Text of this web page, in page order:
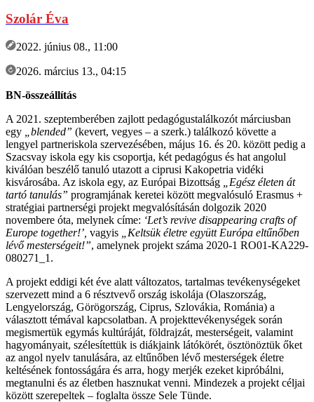
Szolár Éva
2022. június 08., 11:00
2026. március 13., 04:15
BN-összeállítás
A 2021. szeptemberében zajlott pedagógustalálkozót márciusban
egy
„blended” (kevert, vegyes – a szerk.) találkozó követte a
lengyel partneriskola szervezésében, május 16. és 20. között pedig a
Szacsvay iskola egy kis csoportja, két pedagógus és hat angolul
kiválóan beszélő tanuló utazott a ciprusi Kakopetria vidéki
kisvárosába. Az iskola egy, az Európai Bizottság
„Egész életen át
tartó tanulás” programjának keretei között megvalósuló Erasmus +
stratégiai partnerségi projekt megvalósításán dolgozik 2020
novembere óta, melynek címe: ‘Let’s revive disappearing crafts of
Europe together!’, vagyis „Keltsük életre együtt Európa eltűnőben
lévő mesterségeit!”, amelynek projekt száma 2020-1 RO01-KA229-
080271_1.
A projekt eddigi két éve alatt változatos, tartalmas tevékenységeket
szervezett mind a 6 résztvevő ország iskolája (Olaszország,
Lengyelország, Görögország, Ciprus, Szlovákia, Románia) a
választott témával kapcsolatban. A projekttevékenységek során
megismertük egymás kultúráját, földrajzát, mesterségeit, valamint
hagyományait, szélesítettük is diákjaink látókörét, ösztönöztük őket
az angol nyelv tanulására, az eltűnőben lévő mesterségek életre
keltésének fontosságára és arra, hogy merjék ezeket kipróbálni,
megtanulni és az életben hasznukat venni. Mindezek a projekt céljai
között szerepeltek – foglalta össze Sele Tünde.